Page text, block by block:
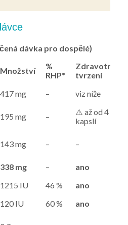
dávka pro dospělé)
Množství
%
RHP*
Zdravotní
tvrzení
417 mg –
viz níže
195 mg –
⚠️ až od 4
kapslí
143 mg – –
338 mg –
ano
1215 IU 46 %
ano
120 IU 60 %
ano